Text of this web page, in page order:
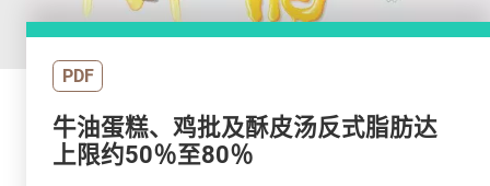
PDF
牛油蛋糕、鸡批及酥皮汤反式脂肪达
上限约50％至80％